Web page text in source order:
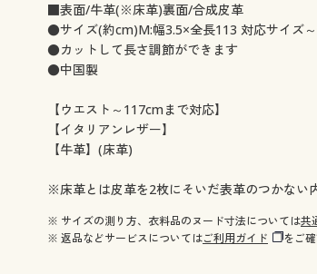
■表面/牛革(※床革)裏面/合成皮革
●サイズ(約cm)M:幅3.5×全長113 対応サイズ
●カットして長さ調節ができます
●中国製
【ウエスト～117cmまで対応】
【イタリアンレザー】
【牛革】(床革)
※床革とは皮革を2枚にそいだ表革のつかない
※ サイズの測り方、衣料品のヌード寸法については共
※ 返品などサービスについてはご利用ガイド をご